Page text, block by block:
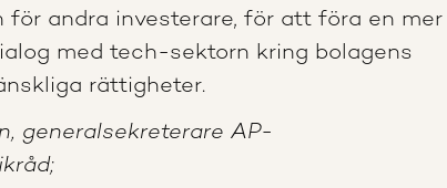
för andra investerare, för att föra en mer
med tech-sektorn kring bolagens
rättigheter.
generalsekreterare AP-